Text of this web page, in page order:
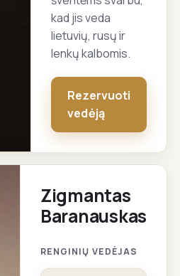
kad jis veda
lietuvių, rusų ir
lenkų kalbomis.
Rezervuoti
vedėją
Zigmantas
Baranauskas
RENGINIŲ VEDĖJAS